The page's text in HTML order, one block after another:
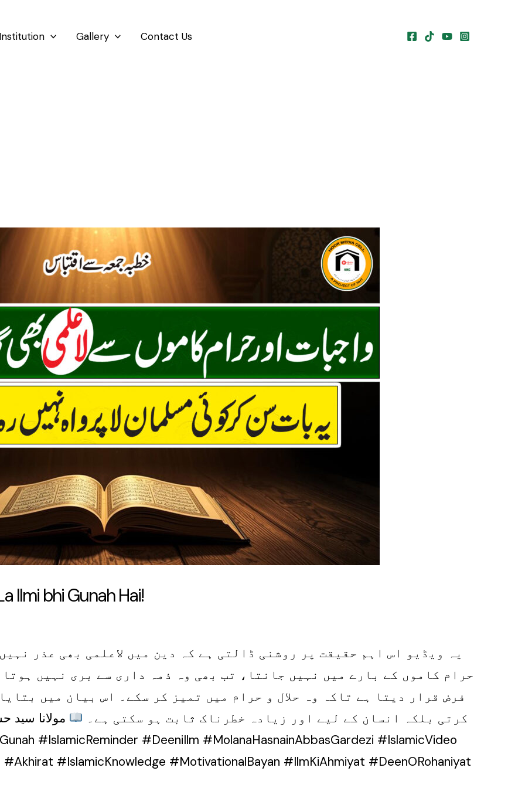
Gallery Contact Us
Ilmi bhi Gunah Hai!
یہ ویڈیو اس اہم حقیقت پر روشنی ڈالتی ہے کہ دین میں لاعلمی بھی عذر
حرام کاموں کے بارے میں نہیں جانتا، تب بھی وہ ذمہ داری سے بری نہیں
فرض قرار دیتا ہے تاکہ وہ حلال و حرام میں تمیز کر سکے۔ اس بیان میں
کرتی بلکہ انسان کے لیے اور زیادہ خطرناک ثابت ہو سکتی ہے۔
مولانا سید
#IslamicKnowledge #MotivationalBayan #IlmKiAhmiyat #DeenORohaniyat